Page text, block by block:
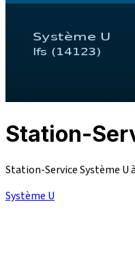
Station-
Station-Service Système U
Système U